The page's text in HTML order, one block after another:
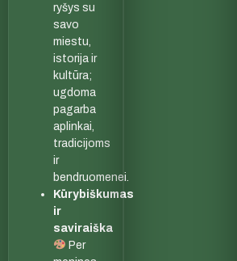
ryšys su
savo
miestu,
istorija ir
kultūra;
ugdoma
pagarba
aplinkai,
tradicijoms
ir
bendruomenei.
Kūrybiškumas
ir
saviraiška
Per